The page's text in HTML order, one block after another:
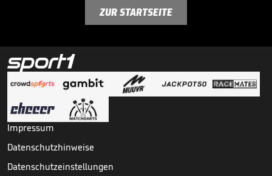
ZUR STARTSEITE
Impressum
Datenschutzhinweise
Datenschutzeinstellungen